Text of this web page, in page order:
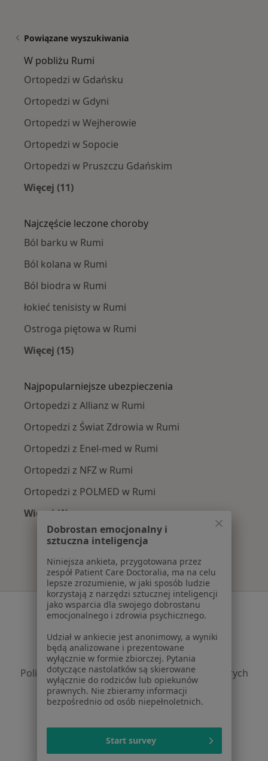
Powiązane wyszukiwania
W pobliżu Rumi
Ortopedzi w Gdańsku
Ortopedzi w Gdyni
Ortopedzi w Wejherowie
Ortopedzi w Sopocie
Ortopedzi w Pruszczu Gdańskim
Więcej (11)
Najczęście leczone choroby
Ból barku w Rumi
Ból kolana w Rumi
Ból biodra w Rumi
łokieć tenisisty w Rumi
Ostroga piętowa w Rumi
Więcej (15)
Najpopularniejsze ubezpieczenia
Ortopedzi z Allianz w Rumi
Ortopedzi z Świat Zdrowia w Rumi
Ortopedzi z Enel-med w Rumi
Ortopedzi z NFZ w Rumi
Ortopedzi z POLMED w Rumi
Więcej (1)
Więcej w kategorii: Najpopularniejsze
Serwis
Polityka prywatności pacjentów
Polityka prywatności profesjonalistów
Polityka prywatności dla profesjonalistów, których
dane pozyskaliśmy samodzielnie
Polityka cookies
Dostępność
O nas
Dobrostan emocjonalny i
sztuczna inteligencja
Niniejsza ankieta, przygotowana przez
zespół Patient Care Doctoralia, ma na celu
lepsze zrozumienie, w jaki sposób ludzie
korzystają z narzędzi sztucznej inteligencji
jako wsparcia dla swojego dobrostanu
emocjonalnego i zdrowia psychicznego.
Udział w ankiecie jest anonimowy, a wyniki
będą analizowane i prezentowane
wyłącznie w formie zbiorczej. Pytania
dotyczące nastolatków są skierowane
wyłącznie do rodziców lub opiekunów
prawnych. Nie zbieramy informacji
bezpośrednio od osób niepełnoletnich.
Start survey